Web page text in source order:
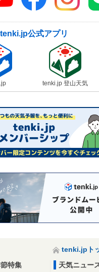
tenki.jp公式アプリ
tenki.jp 登山天気
tenki.jpト
特集
天気ニュー